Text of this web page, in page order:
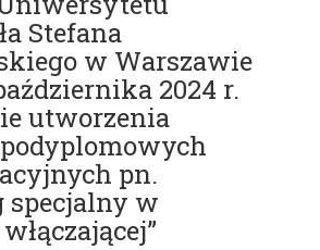
Stefana
w Warszawie
2024 r.
utworzenia
pn.
specjalny w